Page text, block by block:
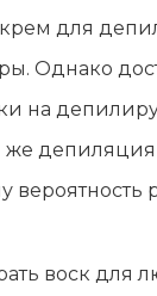
крем для
Однако
на
воск для